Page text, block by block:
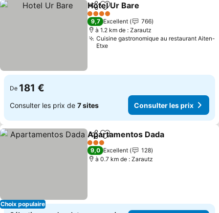
PartagerAjouter à mes favoris
Hotel Ur Bare
4 Étoiles
9,7 Excellent
766
à 1.2 km de : Zarautz
Cuisine gastronomique au restaurant Aiten-
Etxe
De 181 €
Consulter les prix de 7 sites Consulter les prix
Choix populaire
PartagerAjouter à mes favoris
Apartamentos Dada
3 Étoiles
9,0 Excellent
128
à 0.7 km de : Zarautz